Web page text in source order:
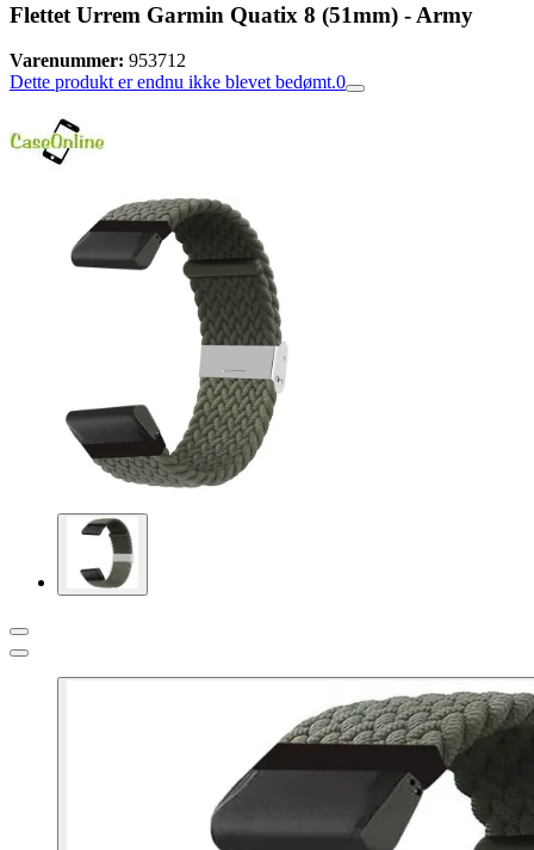
Flettet Urrem Garmin Quatix 8 (51mm) - Army
Varenummer: 953712
Dette produkt er endnu ikke blevet bedømt.0